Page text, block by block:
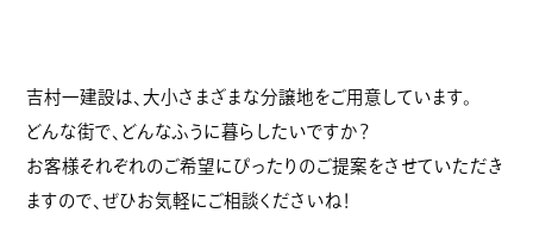
吉村一建設は、大小さまざまな分譲地をご用意しています。
どんな街で、どんなふうに暮らしたいですか？
お客様それぞれのご希望にぴったりのご提案をさせていただき
ますので、ぜひお気軽にご相談くださいね！